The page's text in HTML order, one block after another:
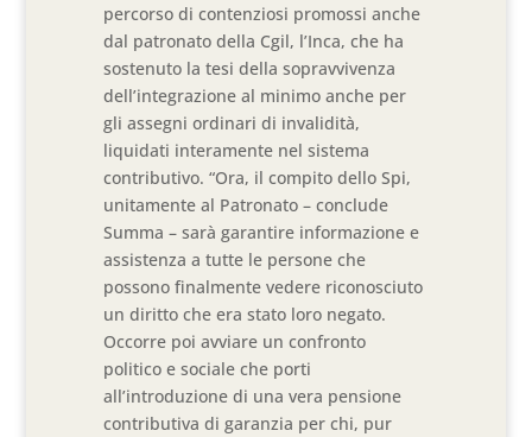
percorso di contenziosi promossi anche
dal patronato della Cgil, l’Inca, che ha
sostenuto la tesi della sopravvivenza
dell’integrazione al minimo anche per
gli assegni ordinari di invalidità,
liquidati interamente nel sistema
contributivo. “Ora, il compito dello Spi,
unitamente al Patronato – conclude
Summa – sarà garantire informazione e
assistenza a tutte le persone che
possono finalmente vedere riconosciuto
un diritto che era stato loro negato.
Occorre poi avviare un confronto
politico e sociale che porti
all’introduzione di una vera pensione
contributiva di garanzia per chi, pur